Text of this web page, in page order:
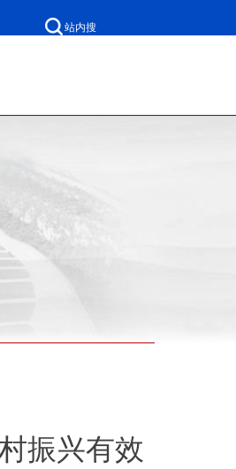
站内搜
振兴有效